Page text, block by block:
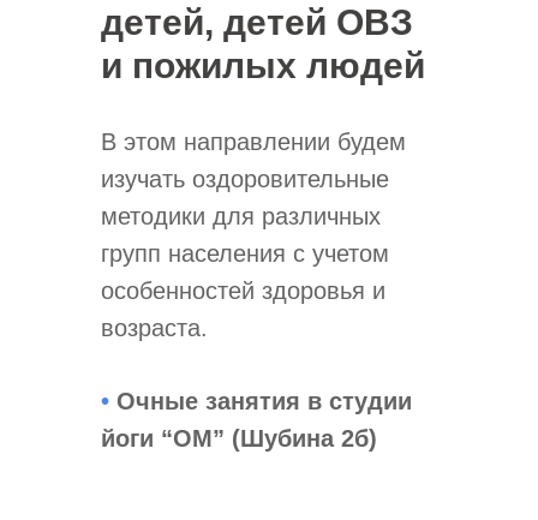
детей, детей ОВЗ
и пожилых людей
В этом направлении будем
изучать оздоровительные
методики для различных
групп населения с учетом
особенностей здоровья и
возраста.
• Очные занятия в студии
йоги “ОМ” (Шубина 2б)